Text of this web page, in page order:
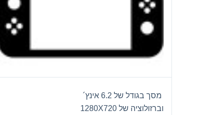
מסך בגודל של 6.2 אינץ´
וברזולוציה של 1280X720